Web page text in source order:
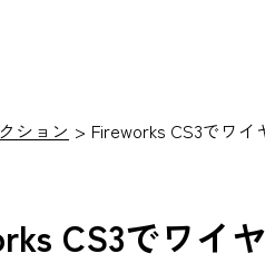
ション Fireworks CS3でワ
CS3でワイ